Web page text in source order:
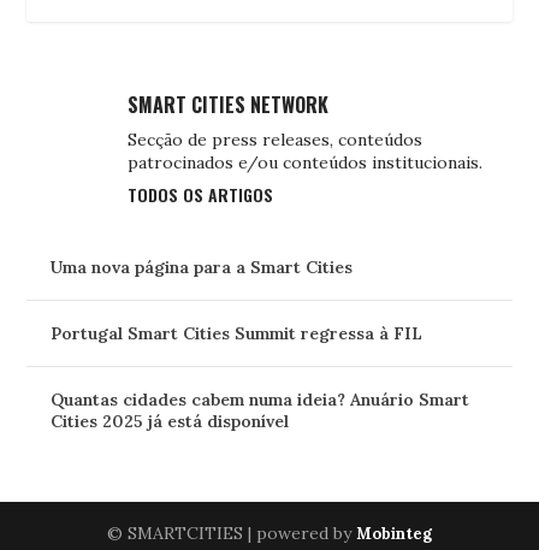
SMART CITIES NETWORK
Secção de press releases, conteúdos
patrocinados e/ou conteúdos institucionais.
TODOS OS ARTIGOS
Uma nova página para a Smart Cities
Portugal Smart Cities Summit regressa à FIL
Quantas cidades cabem numa ideia? Anuário Smart
Cities 2025 já está disponível
© SMARTCITIES | powered byMobinteg